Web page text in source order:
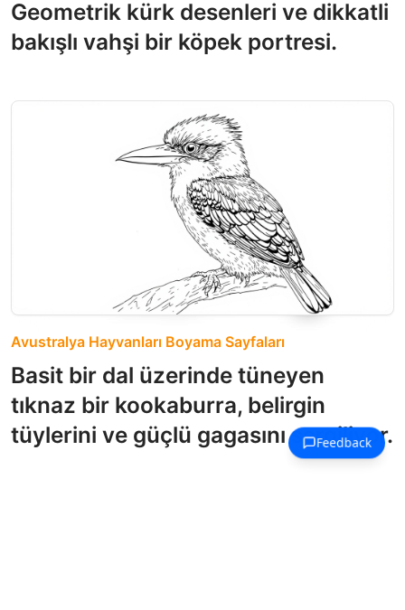
Geometrik kürk desenleri ve dikkatli
bakışlı vahşi bir köpek portresi.
Avustralya Hayvanları Boyama Sayfaları
Basit bir dal üzerinde tüneyen
tıknaz bir kookaburra, belirgin
tüylerini ve güçlü gagasını sergiliyor.